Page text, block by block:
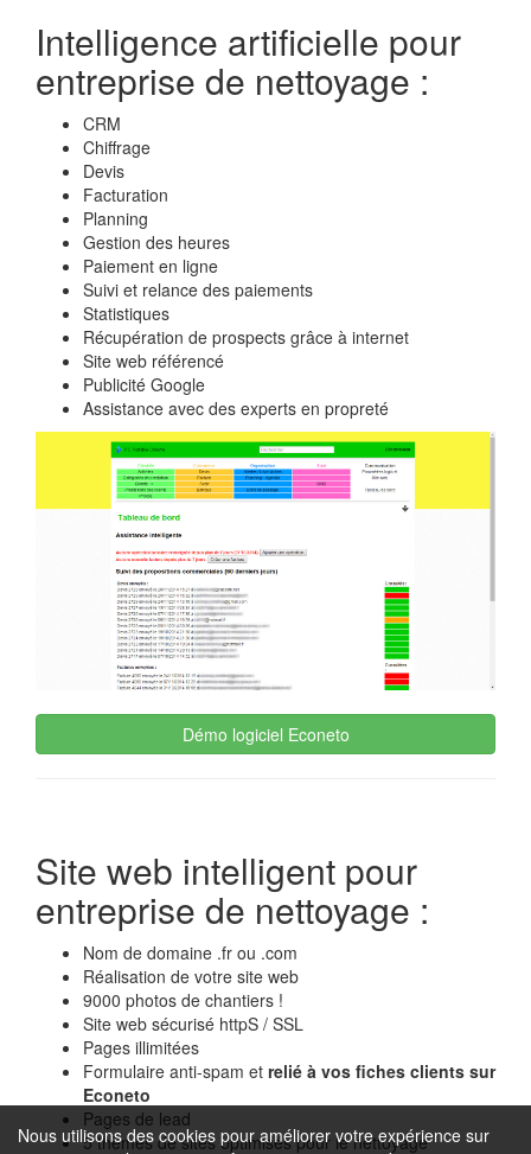
Nous utilisons des cookies pour améliorer votre expérience sur
Intelligence artificielle pour
entreprise de nettoyage :
CRM
Chiffrage
Devis
Facturation
Planning
Gestion des heures
Paiement en ligne
Suivi et relance des paiements
Statistiques
Récupération de prospects grâce à internet
Site web référencé
Publicité Google
Assistance avec des experts en propreté
Démo logiciel Econeto
Site web intelligent pour
entreprise de nettoyage :
Nom de domaine .fr ou .com
Réalisation de votre site web
9000 photos de chantiers !
Site web sécurisé httpS / SSL
Pages illimitées
Formulaire anti-spam et relié à vos fiches clients sur
Econeto
Pages de lead
5 thèmes de sites optimisés pour le nettoyage